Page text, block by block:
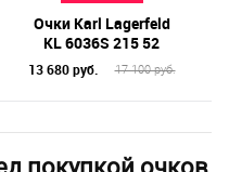
Очки Karl Lagerfeld
KL 6036S 215 52
13 680 руб. 17 100 руб.